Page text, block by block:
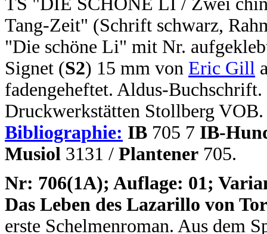
Tang-Zeit" (Schrift schwarz,
"Die schöne Li" mit Nr.
Signet (S2) 15 mm von Eric Gill
fadengeheftet. Aldus-
Druckwerkstätten Stollberg VOB.
Bibliographie: IB 705 7 IB-
Musiol 3131 / Plantener 705.
Nr: 706(1A); Auflage: 01;
Das Leben des Lazarillo von
erste Schelmenroman. Aus dem